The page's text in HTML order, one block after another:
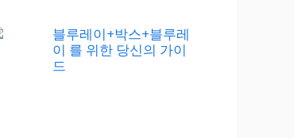
블루레이+박스+블루레
이 를 위한 당신의 가이
드